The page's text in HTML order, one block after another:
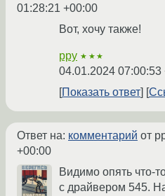
01:28:21 +00:00
Вот, хочу также!
ppy ★★★
04.01.2024 07:00:53
Показать ответ
Ответ на: комментарий от
+00:00
Видимо опять что-
с драйвером 545.